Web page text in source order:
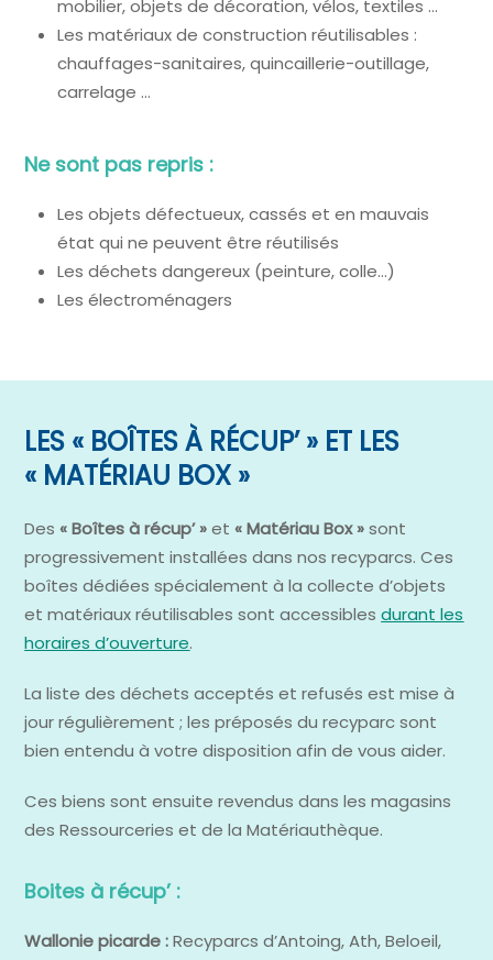
mobilier, objets de décoration, vélos, textiles …
Les matériaux de construction réutilisables :
chauffages-sanitaires, quincaillerie-outillage,
carrelage …
Ne sont pas repris :
Les objets défectueux, cassés et en mauvais
état qui ne peuvent être réutilisés
Les déchets dangereux (peinture, colle…)
Les électroménagers
LES « BOÎTES À RÉCUP’ » ET LES
« MATÉRIAU BOX »
Des« Boîtes à récup’ »et« Matériau Box »sont
progressivement installées dans nos recyparcs. Ces
boîtes dédiées spécialement à la collecte d’objets
et matériaux réutilisables sont accessiblesdurant les
horaires d’ouverture.
La liste des déchets acceptés et refusés est mise à
jour régulièrement ; les préposés du recyparc sont
bien entendu à votre disposition afin de vous aider.
Ces biens sont ensuite revendus dans les magasins
des Ressourceries et de la Matériauthèque.
Boites à récup’ :
Wallonie picarde :Recyparcs d’Antoing, Ath, Beloeil,